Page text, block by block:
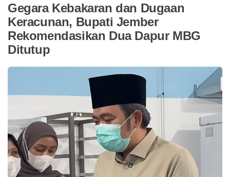
Gegara Kebakaran dan Dugaan
Keracunan, Bupati Jember
Rekomendasikan Dua Dapur MBG
Ditutup